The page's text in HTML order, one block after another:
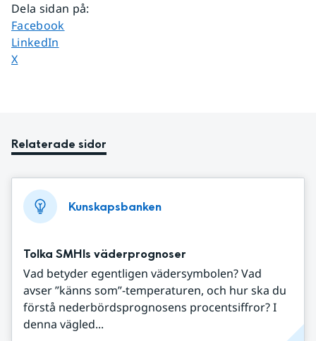
Dela sidan på:
Dela sidan på
Facebook
Dela sidan på
LinkedIn
Dela sidan på
X
Relaterade sidor
Kunskapsbanken
Tolka SMHIs väderprognoser
Vad betyder egentligen vädersymbolen? Vad
avser ”känns som”-temperaturen, och hur ska du
förstå nederbördsprognosens procentsiffror? I
denna vägled...